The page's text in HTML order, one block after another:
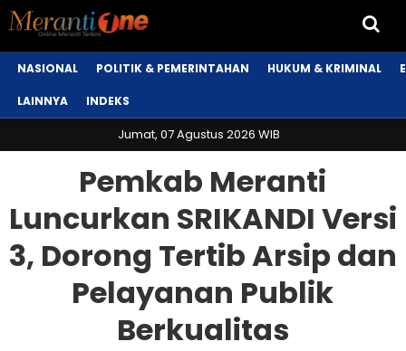
NASIONAL POLITIK & PEMERINTAHAN HUKUM & KRIMINAL
LAINNYA INDEKS
Jumat, 07 Agustus 2026 WIB
Pemkab Meranti
Luncurkan SRIKANDI Versi
3, Dorong Tertib Arsip dan
Pelayanan Publik
Berkualitas